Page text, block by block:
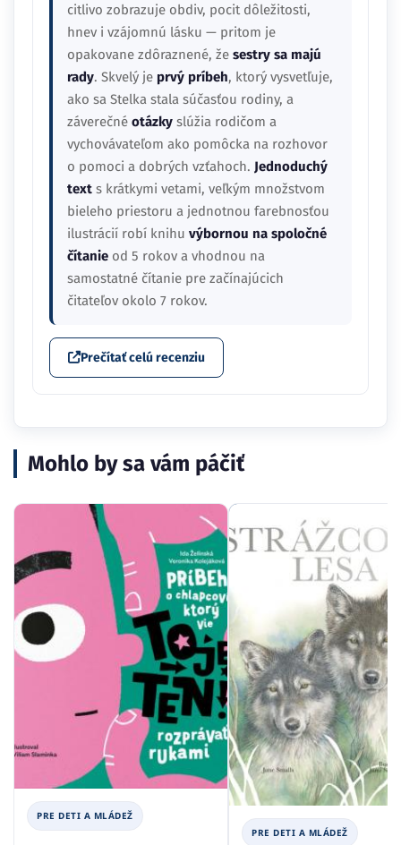
citlivo zobrazuje obdiv, pocit dôležitosti,
hnev i vzájomnú lásku — pritom je
opakovane zdôraznené, že sestry sa majú
rady. Skvelý je prvý príbeh, ktorý vysvetľuje,
ako sa Stelka stala súčasťou rodiny, a
záverečné otázky slúžia rodičom a
vychovávateľom ako pomôcka na rozhovor
o pomoci a dobrých vzťahoch. Jednoduchý
text s krátkymi vetami, veľkým množstvom
bieleho priestoru a jednotnou farebnosťou
ilustrácií robí knihu výbornou na spoločné
čítanie od 5 rokov a vhodnou na
samostatné čítanie pre začínajúcich
čitateľov okolo 7 rokov.
Prečítať celú recenziu
Mohlo by sa vám páčiť
PRE DETI A MLÁDEŽ
PRE DETI A MLÁDEŽ